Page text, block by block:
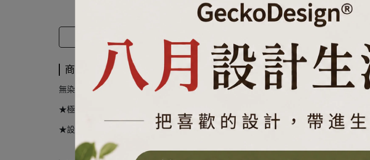
商品介紹
商品介紹
無染壓縮方巾小小一塊，攜帶方便，放入水中立刻變為一條小方巾，可以多次使用。
★極簡方便、旅行、戶外運動必備！節省空間，不必再大包小包、可重複使用，使用完
★設計新穎的台灣造型壓縮毛巾，送禮特別又大方。